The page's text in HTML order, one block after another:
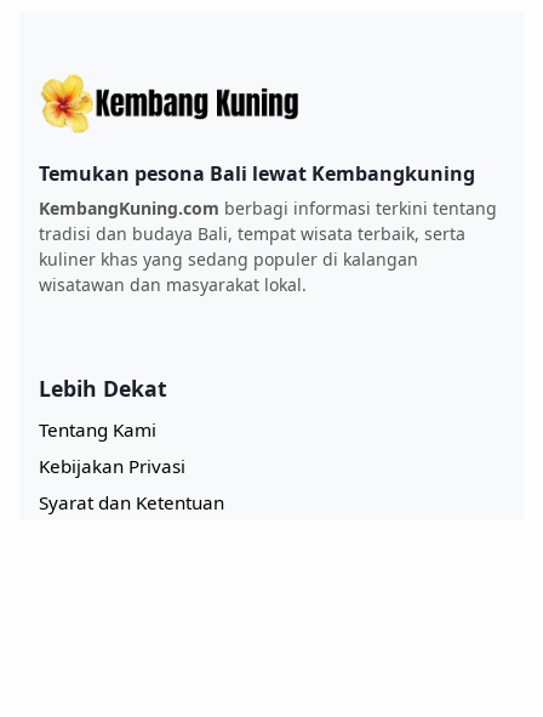
Temukan pesona Bali lewat Kembangkuning
KembangKuning.com berbagi informasi terkini tentang
tradisi dan budaya Bali, tempat wisata terbaik, serta
kuliner khas yang sedang populer di kalangan
wisatawan dan masyarakat lokal.
Lebih Dekat
Tentang Kami
Kebijakan Privasi
Syarat dan Ketentuan